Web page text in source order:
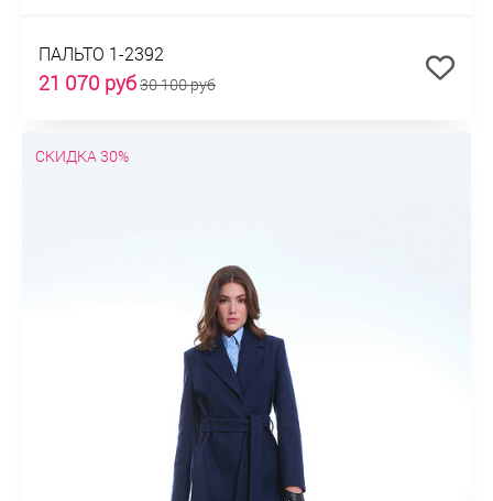
ПАЛЬТО 1-2392
21 070 руб30 100 руб
СКИДКА 30%